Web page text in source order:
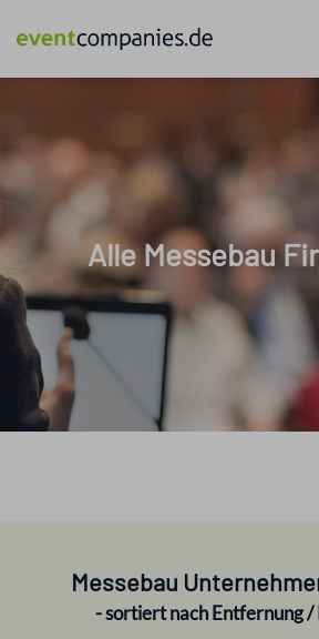
Alle Messebau
Messebau
- sortiert nach Entfernung /